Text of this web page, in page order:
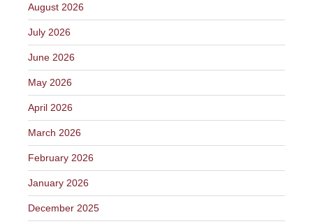
August 2026
July 2026
June 2026
May 2026
April 2026
March 2026
February 2026
January 2026
December 2025